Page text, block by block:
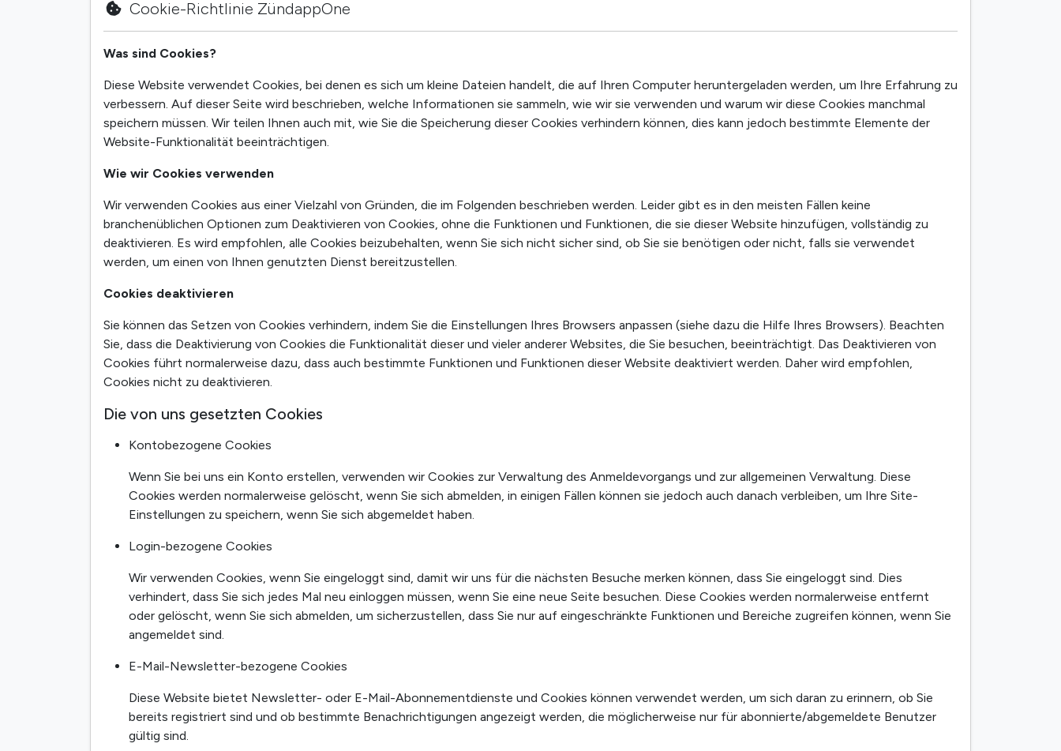
Cookie-Richtlinie ZündappOne
Was sind Cookies?
Diese Website verwendet Cookies, bei denen es sich um kleine Dateien handelt, die auf Ihren Computer heruntergeladen werden, um Ihre Erfahrung zu
verbessern. Auf dieser Seite wird beschrieben, welche Informationen sie sammeln, wie wir sie verwenden und warum wir diese Cookies manchmal
speichern müssen. Wir teilen Ihnen auch mit, wie Sie die Speicherung dieser Cookies verhindern können, dies kann jedoch bestimmte Elemente der
Website-Funktionalität beeinträchtigen.
Wie wir Cookies verwenden
Wir verwenden Cookies aus einer Vielzahl von Gründen, die im Folgenden beschrieben werden. Leider gibt es in den meisten Fällen keine
branchenüblichen Optionen zum Deaktivieren von Cookies, ohne die Funktionen und Funktionen, die sie dieser Website hinzufügen, vollständig zu
deaktivieren. Es wird empfohlen, alle Cookies beizubehalten, wenn Sie sich nicht sicher sind, ob Sie sie benötigen oder nicht, falls sie verwendet
werden, um einen von Ihnen genutzten Dienst bereitzustellen.
Cookies deaktivieren
Sie können das Setzen von Cookies verhindern, indem Sie die Einstellungen Ihres Browsers anpassen (siehe dazu die Hilfe Ihres Browsers). Beachten
Sie, dass die Deaktivierung von Cookies die Funktionalität dieser und vieler anderer Websites, die Sie besuchen, beeinträchtigt. Das Deaktivieren von
Cookies führt normalerweise dazu, dass auch bestimmte Funktionen und Funktionen dieser Website deaktiviert werden. Daher wird empfohlen,
Cookies nicht zu deaktivieren.
Die von uns gesetzten Cookies
Kontobezogene Cookies
Wenn Sie bei uns ein Konto erstellen, verwenden wir Cookies zur Verwaltung des Anmeldevorgangs und zur allgemeinen Verwaltung. Diese
Cookies werden normalerweise gelöscht, wenn Sie sich abmelden, in einigen Fällen können sie jedoch auch danach verbleiben, um Ihre Site-
Einstellungen zu speichern, wenn Sie sich abgemeldet haben.
Login-bezogene Cookies
Wir verwenden Cookies, wenn Sie eingeloggt sind, damit wir uns für die nächsten Besuche merken können, dass Sie eingeloggt sind. Dies
verhindert, dass Sie sich jedes Mal neu einloggen müssen, wenn Sie eine neue Seite besuchen. Diese Cookies werden normalerweise entfernt
oder gelöscht, wenn Sie sich abmelden, um sicherzustellen, dass Sie nur auf eingeschränkte Funktionen und Bereiche zugreifen können, wenn Sie
angemeldet sind.
E-Mail-Newsletter-bezogene Cookies
Diese Website bietet Newsletter- oder E-Mail-Abonnementdienste und Cookies können verwendet werden, um sich daran zu erinnern, ob Sie
bereits registriert sind und ob bestimmte Benachrichtigungen angezeigt werden, die möglicherweise nur für abonnierte/abgemeldete Benutzer
gültig sind.